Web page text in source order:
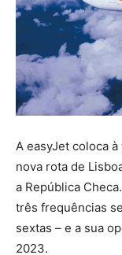
A easyJet coloca
nova rota de
a República
três frequências
sextas – e a sua
2023.